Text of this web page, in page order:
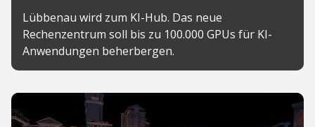
Lübbenau wird zum KI-Hub. Das neue
Rechenzentrum soll bis zu 100.000 GPUs für KI-
Anwendungen beherbergen.